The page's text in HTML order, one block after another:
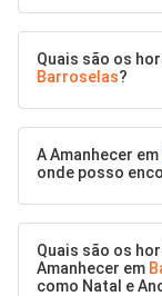
Quais são os
Barroselas?
A Amanhecer em
onde posso
Quais são os
Amanhecer em
como Natal e